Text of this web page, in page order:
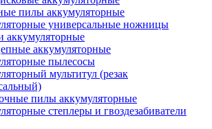
пилы аккумуляторные
универсальные ножницы
аккумуляторные
аккумуляторные
пылесосы
мультитул (резак
пилы аккумуляторные
степлеры и гвоздезабиватели